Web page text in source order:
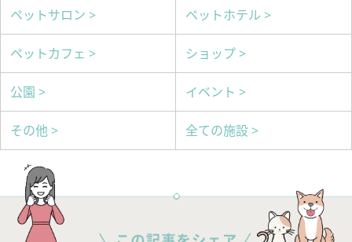
ペットサロン > ペットホテル >
ペットカフェ > ショップ >
公園 > イベント >
その他 > 全ての施設 >